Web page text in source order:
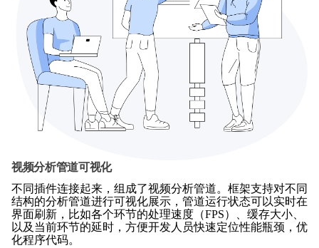
视频分析管道可视化
不同插件连接起来，组成了视频分析管道。框架支持对不同
结构的分析管道进行可视化展示，管道运行状态可以实时在
界面刷新，比如各个环节的处理速度（FPS）、缓存大小、
以及当前环节的延时，方便开发人员快速定位性能瓶颈，优
化程序代码。